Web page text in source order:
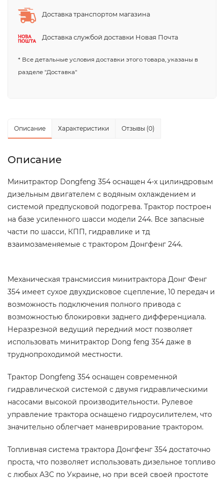
Доставка транспортом магазина
Доставка службой доставки Новая Почта
* Все детальные условия доставки этого товара, указаны в
разделе "Доставка"
Описание Характеристики Отзывы (0)
Описание
Минитрактор Dongfeng 354 оснащен 4-х цилиндровым
дизельным двигателем с водяным охлаждением и
системой предпусковой подогрева. Трактор построен
на базе усиленного шасси модели 244. Все запасные
части по шасси, КПП, гидравлике и тд
взаимозаменяемые с трактором Донгфенг 244.
Механическая трансмиссия минитрактора Донг Фенг
354 имеет сухое двухдисковое сцепление, 10 передач и
возможность подключения полного привода с
возможностью блокировки заднего дифференциала.
Неразрезной ведущий передний мост позволяет
использовать минитрактор Dong feng 354 даже в
труднопроходимой местности.
Трактор Dongfeng 354 оснащен современной
гидравлической системой с двумя гидравлическими
насосами высокой производительности. Рулевое
управление трактора оснащено гидроусилителем, что
значительно облегчает маневрирование трактором.
Топливная система трактора Донгфенг 354 достаточно
проста, что позволяет использовать дизельное топливо
с любых АЗС по Украине, но при всей своей простоте